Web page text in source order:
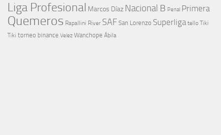
Liga Profesional Marcos Díaz Nacional B Penal Primera
Quemeros Rapallini River SAF San Lorenzo Superliga tello Tiki
Tiki torneo binance Velez Wanchope Ábila